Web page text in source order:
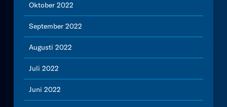
Oktober 2022
September 2022
Augusti 2022
Juli 2022
Juni 2022